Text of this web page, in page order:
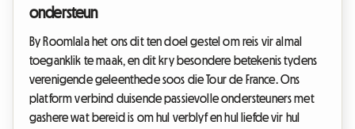
ondersteun
By Roomlala het ons dit ten doel gestel om reis vir almal
toeganklik te maak, en dit kry besondere betekenis tydens
verenigende geleenthede soos die Tour de France. Ons
platform verbind duisende passievolle ondersteuners met
gashere wat bereid is om hul verblyf en hul liefde vir hul